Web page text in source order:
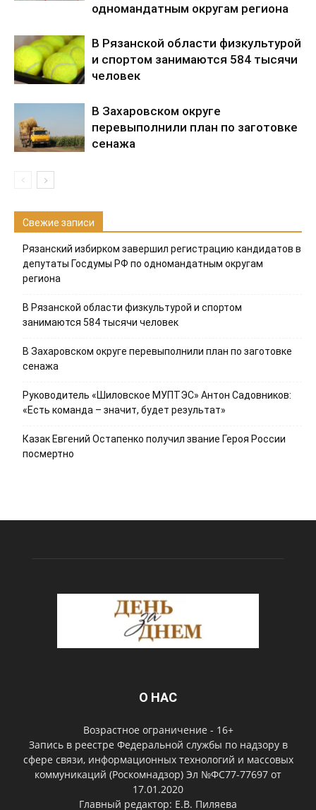
одномандатным округам региона
В Рязанской области физкультурой
и спортом занимаются 584 тысячи
человек
В Захаровском округе
перевыполнили план по заготовке
сенажа
Свежие записи
Рязанский избирком завершил регистрацию кандидатов в
депутаты Госдумы РФ по одномандатным округам
региона
В Рязанской области физкультурой и спортом
занимаются 584 тысячи человек
В Захаровском округе перевыполнили план по заготовке
сенажа
Руководитель «Шиловское МУПТЭС» Антон Садовников:
«Есть команда – значит, будет результат»
Казак Евгений Остапенко получил звание Героя России
посмертно
О НАС
Возрастное ограничение - 16+
Запись в реестре Федеральной службы по надзору в
сфере связи, информационных технологий и массовых
коммуникаций (Роскомнадзор) Эл №ФС77-77697 от
17.01.2020
Главный редактор: Е.В. Пиляева